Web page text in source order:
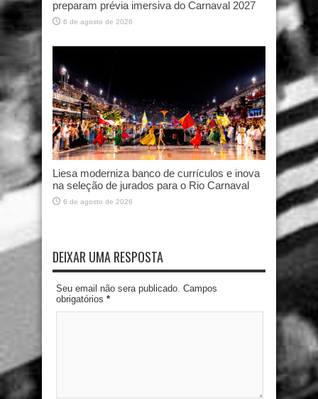
preparam prévia imersiva do Carnaval 2027
6 de agosto de 2026
Liesa moderniza banco de currículos e inova
na seleção de jurados para o Rio Carnaval
6 de agosto de 2026
DEIXAR UMA RESPOSTA
Seu email não sera publicado. Campos
obrigatórios *